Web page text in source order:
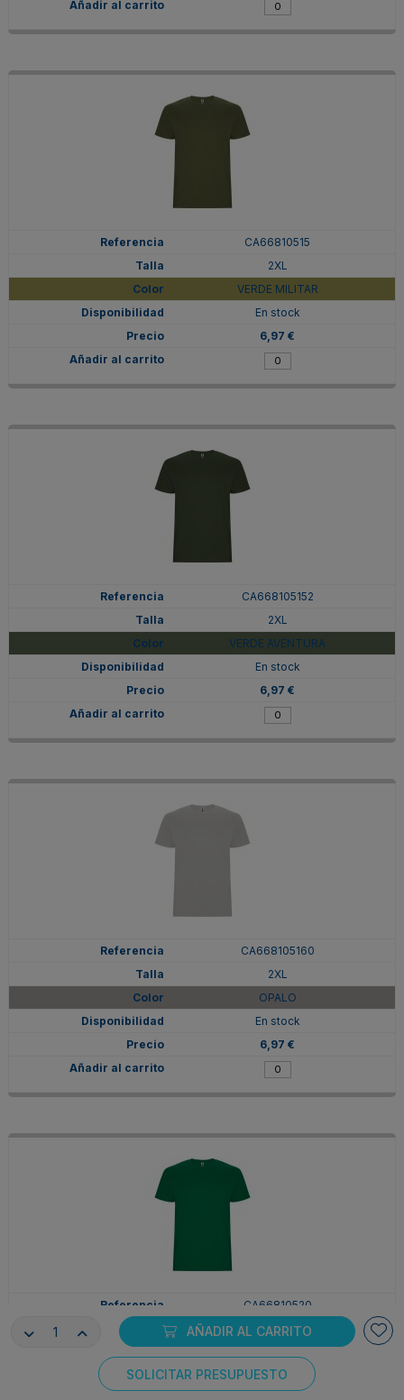
AÑADIR AL CARRITO
SOLICITAR PRESUPUESTO
CA66810515
2XL
VERDE MILITAR
En stock
6,97 €
CA668105152
2XL
VERDE AVENTURA
En stock
6,97 €
CA668105160
2XL
OPALO
En stock
6,97 €
CA66810520
2XL
En stock
Consentimiento de cookies